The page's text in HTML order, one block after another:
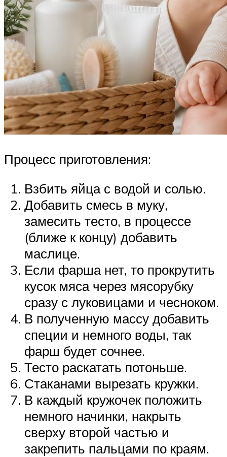
Процесс приготовления:
Взбить яйца с водой и солью.
Добавить смесь в муку,
замесить тесто, в процессе
(ближе к концу) добавить
маслице.
Если фарша нет, то прокрутить
кусок мяса через мясорубку
сразу с луковицами и чесноком.
В полученную массу добавить
специи и немного воды, так
фарш будет сочнее.
Тесто раскатать потоньше.
Стаканами вырезать кружки.
В каждый кружочек положить
немного начинки, накрыть
сверху второй частью и
закрепить пальцами по краям.